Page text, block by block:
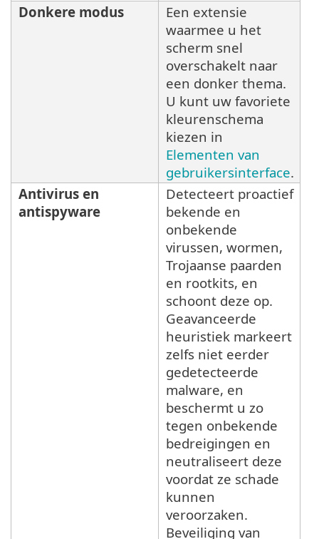
Donkere modus
Een extensie
waarmee u het
scherm snel
overschakelt naar
een donker thema.
U kunt uw favoriete
kleurenschema
kiezen in
Elementen van
gebruikersinterface.
Antivirus en
antispyware
Detecteert proactief
bekende en
onbekende
virussen, wormen,
Trojaanse paarden
en rootkits, en
schoont deze op.
Geavanceerde
heuristiek markeert
zelfs niet eerder
gedetecteerde
malware, en
beschermt u zo
tegen onbekende
bedreigingen en
neutraliseert deze
voordat ze schade
kunnen
veroorzaken.
Beveiliging van